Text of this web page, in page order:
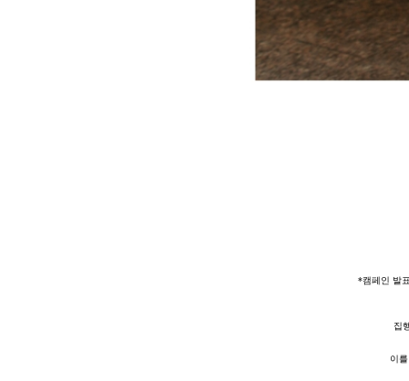
*캠페인 발
집
이